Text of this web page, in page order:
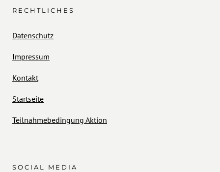
RECHTLICHES
Datenschutz
Impressum
Kontakt
Startseite
Teilnahmebedingung Aktion
SOCIAL MEDIA